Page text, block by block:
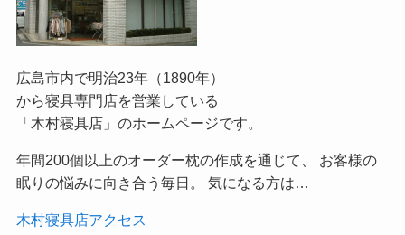
広島市内で明治23年（1890年）
から寝具専門店を営業している
「木村寝具店」のホームページです。
年間200個以上のオーダー枕の作成を通じて、 お客様の
眠りの悩みに向き合う毎日。 気になる方は…
木村寝具店アクセス